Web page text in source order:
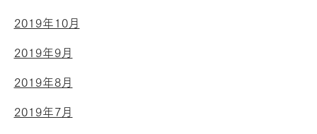
2019年10月
2019年9月
2019年8月
2019年7月